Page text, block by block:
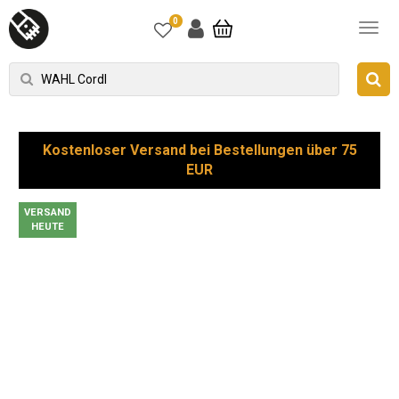
0
Kostenloser Versand bei Bestellungen über 75
EUR
VERSAND
HEUTE